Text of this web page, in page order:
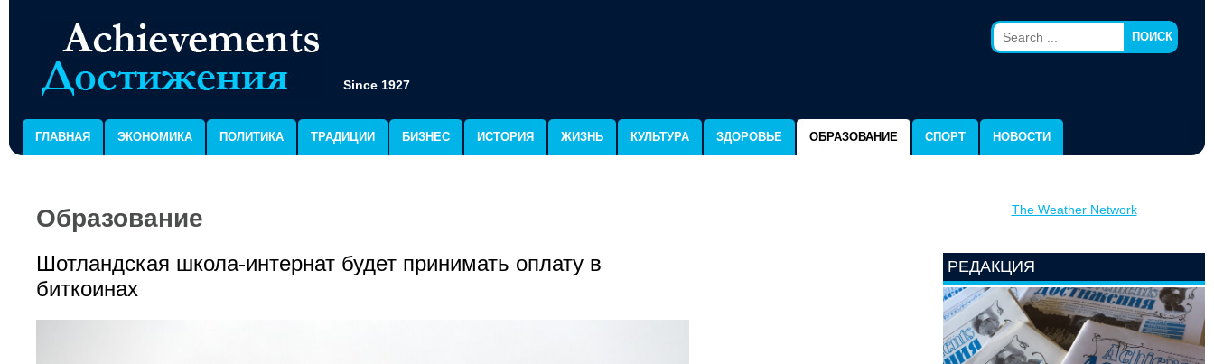
Since 1927
ПОИСК
ГЛАВНАЯ ЭКОНОМИКА ПОЛИТИКА ТРАДИЦИИ БИЗНЕС ИСТОРИЯ ЖИЗНЬ КУЛЬТУРА ЗДОРОВЬЕ ОБРАЗОВАНИЕ СПОРТ НОВОСТИ
Образование
Шотландская школа-интернат будет принимать оплату в
биткоинах
The Weather Network
РЕДАКЦИЯ